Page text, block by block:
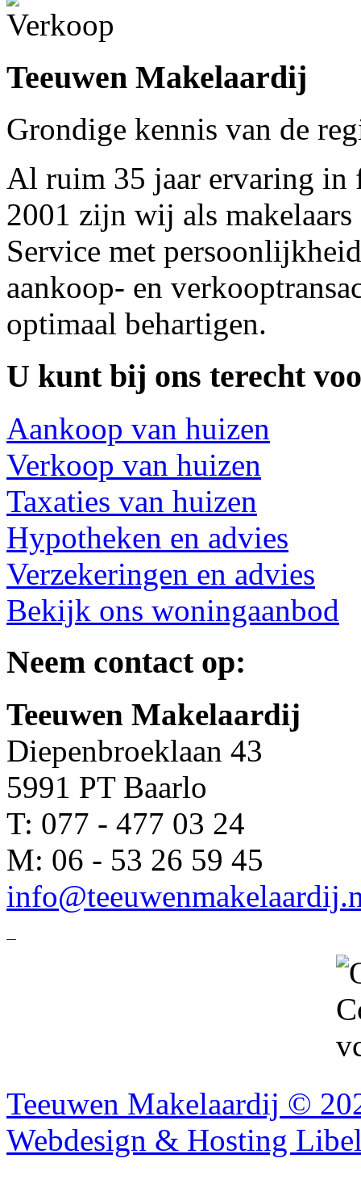
Teeuwen Makelaardij
Grondige kennis van de
Al ruim 35 jaar ervaring in
2001 zijn wij als
Service met
aankoop- en
optimaal behartigen.
U kunt bij ons terecht
Aankoop van huizen
Verkoop van huizen
Taxaties van huizen
Hypotheken en advies
Verzekeringen en advies
Bekijk ons woningaanbod
Neem contact op:
Teeuwen Makelaardij
Diepenbroeklaan 43
5991 PT Baarlo
T: 077 - 477 03 24
M: 06 - 53 26 59 45
Teeuwen Makelaardij ©
Webdesign & Hosting